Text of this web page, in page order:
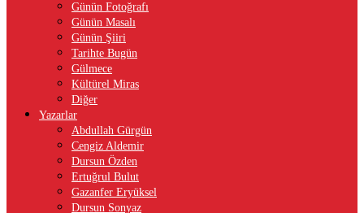
Günün Fotoğrafı
Günün Masalı
Günün Şiiri
Tarihte Bugün
Gülmece
Kültürel Miras
Diğer
Yazarlar
Abdullah Gürgün
Cengiz Aldemir
Dursun Özden
Ertuğrul Bulut
Gazanfer Eryüksel
Dursun Sonyaz